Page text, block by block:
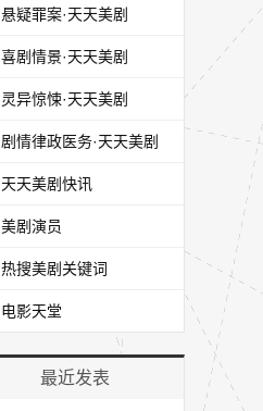
悬疑罪案·天天美剧
喜剧情景·天天美剧
灵异惊悚·天天美剧
剧情律政医务·天天美剧
天天美剧快讯
美剧演员
热搜美剧关键词
电影天堂
最近发表